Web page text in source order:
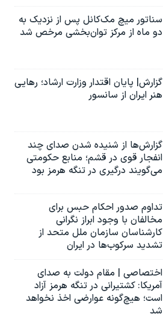
سناتور میچ مک‌کانل پس از نزدیک به
دو ماه از مرکز توان‌بخشی مرخص شد
گزارش| پایان اقتدار وزارت ارشاد؛ رهایی
هنر ایران از سانسور
گزارش‌ها از شنیده شدن صدای چند
انفجار قوی در قشم؛ منابع حکومتی
می‌گویند درگیری در تنگه هرمز بود
تداوم صدور احکام حبس برای
مخالفان با وجود ابراز نگرانی
کارشناسان سازمان ملل متحد از
تشدید سرکوب‌ها در ایران
اختصاصی | مقام دولت به صدای
آمریکا: کشتیرانی در تنگه هرمز آزاد
است؛ هیچ‌گونه عوارضی اخذ نخواهد
شد